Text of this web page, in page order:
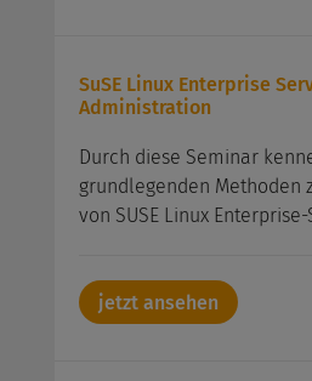
SuSE Linux Enterprise
Administration
Durch diese Seminar
grundlegenden Methoden
von SUSE Linux
jetzt ansehen